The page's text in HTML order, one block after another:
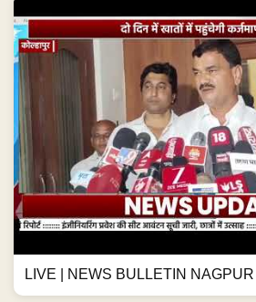
LIVE | NEWS BULLETIN